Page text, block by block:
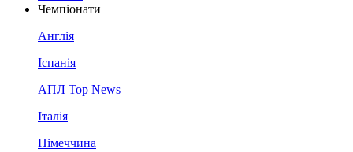
Чемпіонати
Англія
Іспанія
АПЛ Top News
Італія
Німеччина